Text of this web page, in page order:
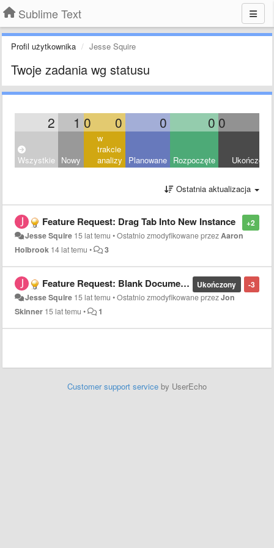
Sublime Text
Profil użytkownika Jesse Squire
Twoje zadania wg statusu
2 1 0 0 0 0 0
Wszystkie Nowy
w
trakcie
analizy
Planowane Rozpoczęte Ukończony
Ostatnia aktualizacja
+2
Feature Request: Drag Tab Into New Instance
Jesse Squire 15 lat temu •Ostatnio zmodyfikowane przezAaron
Holbrook 14 lat temu • 3
-3
Ukończony
Feature Request: Blank Document By Default
Jesse Squire 15 lat temu •Ostatnio zmodyfikowane przezJon
Skinner 15 lat temu • 1
Customer support service by UserEcho